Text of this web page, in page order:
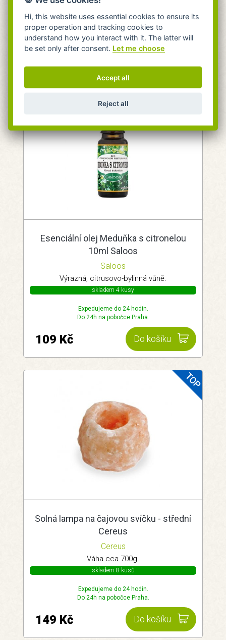
Expedujeme do 24 hodin.
Do 24h na pobočce Praha.
Esenciální olej Meduňka s citronelou
10ml Saloos
Saloos
Výrazná, citrusovo-bylinná vůně.
skladem 4 kusy
Expedujeme do 24 hodin.
Do 24h na pobočce Praha.
Do košíku
109 Kč
Solná lampa na čajovou svíčku - střední
Cereus
Cereus
Váha cca 700g.
skladem 8 kusů
Expedujeme do 24 hodin.
Do 24h na pobočce Praha.
Do košíku
149 Kč
Hi, this website uses essential cookies to ensure its
proper operation and tracking cookies to
understand how you interact with it. The latter will
be set only after consent. Let me choose
Accept all
Reject all